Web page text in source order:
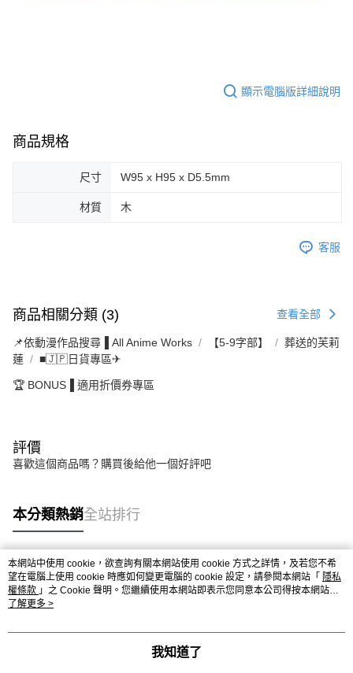
顯示電腦版詳細說明
商品規格
尺寸 W95 x H95 x D5.5mm
材質 木
客服
商品相關分類 (3) 查看全部
📌依動漫作品搜尋▐ All Anime Works 【5-9字部】
葬送的芙莉
蓮
■🇯🇵日貨專區✈
🏆 BONUS▐ 適用折價券專區
評價
喜歡這個商品嗎？購買後給他一個好評吧
本分類熱銷全站排行
熱門標籤
本網站中使用 cookie，欲查詢有關本網站使用 cookie 方式之詳情，及若您不希
望在電腦上使用 cookie 時應如何變更電腦的 cookie 設定，請參閱本網站「 隱私
權條款 」之 Cookie 聲明。您繼續使用本網站即表示您同意本公司得按本網站使
用條款之 Cookie 聲明使用 cookie。
了解更多 >
我知道了